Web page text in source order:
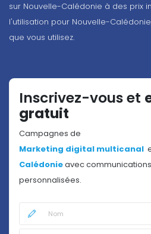
sur Nouvelle-Calédonie à des prix
l'utilisation pour Nouvelle-
que vous utilisez.
Inscrivez-vous et
gratuit
Campagnes de
Marketing digital multicanal
Calédonieavec
personnalisées.